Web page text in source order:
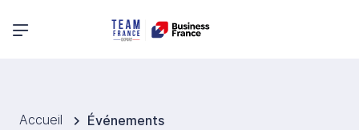
Menu principal
Accueil Événements